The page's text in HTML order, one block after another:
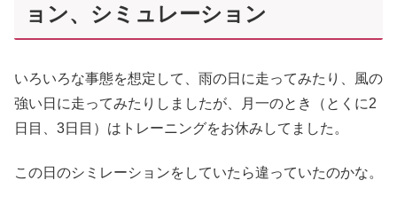
ョン、シミュレーション
いろいろな事態を想定して、雨の日に走ってみたり、風の
強い日に走ってみたりしましたが、月一のとき（とくに2
日目、3日目）はトレーニングをお休みしてました。
この日のシミレーションをしていたら違っていたのかな。